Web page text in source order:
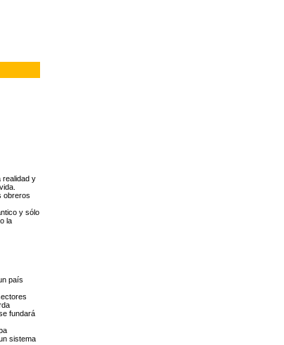
realidad y
obreros
y sólo
la
país
fundará
sistema